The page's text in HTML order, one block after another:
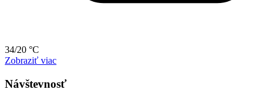
34/20 °C
Zobraziť viac
Návštevnosť